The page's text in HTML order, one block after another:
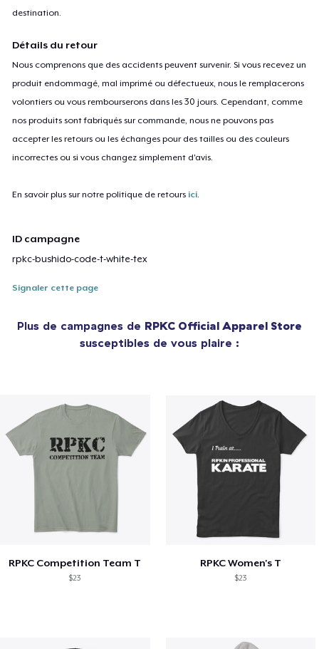
destination.
Détails du retour
Nous comprenons que des accidents peuvent survenir. Si vous recevez un
produit endommagé, mal imprimé ou défectueux, nous le remplacerons
volontiers ou vous rembourserons dans les 30 jours. Cependant, comme
nos produits sont fabriqués sur commande, nous ne pouvons pas
accepter les retours ou les échanges pour des tailles ou des couleurs
incorrectes ou si vous changez simplement d'avis.
En savoir plus sur notre politique de retours ici
ID campagne
rpkc-bushido-code-t-white-tex
Signaler cette page
Plus de campagnes de RPKC Official Apparel Store
susceptibles de vous plaire :
RPKC Competition Team T
$23
RPKC Women's T
$23